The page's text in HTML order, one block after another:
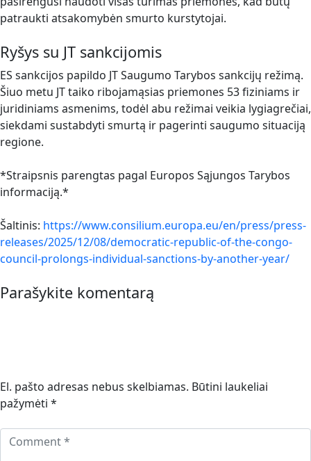
patraukti atsakomybėn smurto kurstytojai.
Ryšys su JT sankcijomis
ES sankcijos papildo JT Saugumo Tarybos sankcijų režimą.
Šiuo metu JT taiko ribojamąsias priemones 53 fiziniams ir
juridiniams asmenims, todėl abu režimai veikia lygiagrečiai,
siekdami sustabdyti smurtą ir pagerinti saugumo situaciją
regione.
*Straipsnis parengtas pagal Europos Sąjungos Tarybos
informaciją.*
Šaltinis: https://www.consilium.europa.eu/en/press/press-
releases/2025/12/08/democratic-republic-of-the-congo-
council-prolongs-individual-sanctions-by-another-year/
Parašykite komentarą
El. pašto adresas nebus skelbiamas. Būtini laukeliai
pažymėti *